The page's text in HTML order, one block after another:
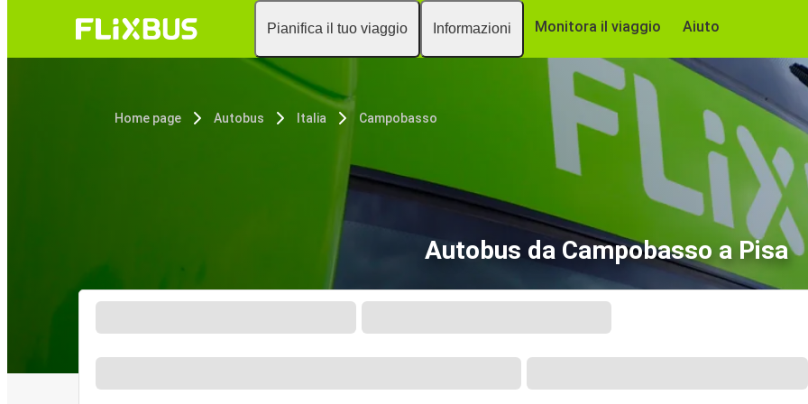
Pianifica il tuo viaggio Informazioni Monitora il viaggio Aiuto
Home page Autobus Italia Campobasso
Autobus da Campobasso a Pisa